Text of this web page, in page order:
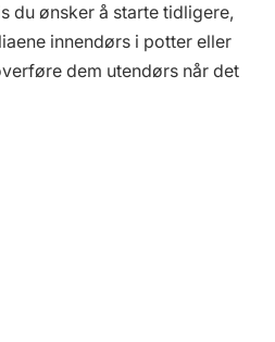
du ønsker å starte tidligere,
innendørs i potter eller
dem utendørs når det